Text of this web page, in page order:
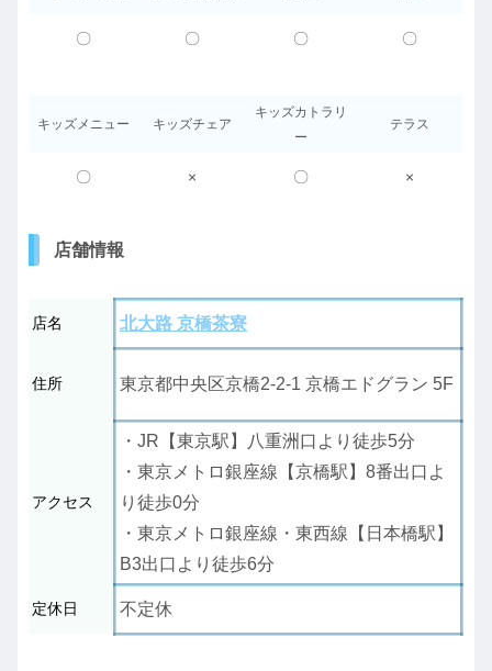
〇 〇 〇 〇
キッズメニュー キッズチェア
キッズカトラリ
ー
テラス
〇 × 〇 ×
店舗情報
店名 北大路 京橋茶寮
住所 東京都中央区京橋2-2-1 京橋エドグラン 5F
アクセス
・JR【東京駅】八重洲口より徒歩5分
・東京メトロ銀座線【京橋駅】8番出口よ
り徒歩0分
・東京メトロ銀座線・東西線【日本橋駅】
B3出口より徒歩6分
定休日 不定休